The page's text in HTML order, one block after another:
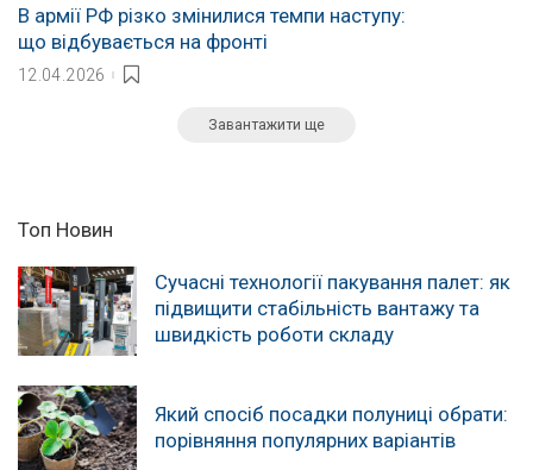
В армії РФ різко змінилися темпи наступу:
що відбувається на фронті
12.04.2026
Завантажити ще
Топ Новин
Сучасні технології пакування палет: як
підвищити стабільність вантажу та
швидкість роботи складу
Який спосіб посадки полуниці обрати:
порівняння популярних варіантів